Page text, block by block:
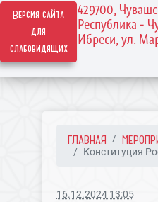
Версия сайта
для
слабовидящих
429700,
Республика -
Ибреси, ул.
ГЛАВНАЯ
Конституция
16.12.2024 13:05